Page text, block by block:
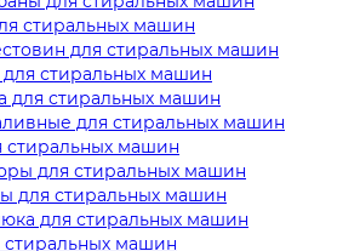
стиральных машин
для стиральных машин
стиральных машин
для стиральных машин
для стиральных машин
стиральных машин
для стиральных машин
для стиральных машин
для стиральных машин
машин